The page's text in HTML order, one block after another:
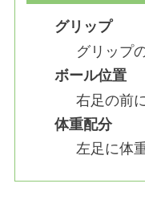
グリップ
グリップ
ボール位置
右足の前
体重配分
左足に体